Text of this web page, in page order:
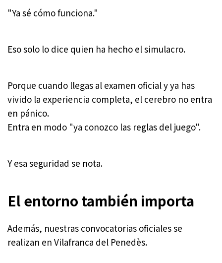
"Ya sé cómo funciona."
Eso solo lo dice quien ha hecho el simulacro.
Porque cuando llegas al examen oficial y ya has
vivido la experiencia completa, el cerebro no entra
en pánico.
Entra en modo "ya conozco las reglas del juego".
Y esa seguridad se nota.
El entorno también importa
Además, nuestras convocatorias oficiales se
realizan en Vilafranca del Penedès.